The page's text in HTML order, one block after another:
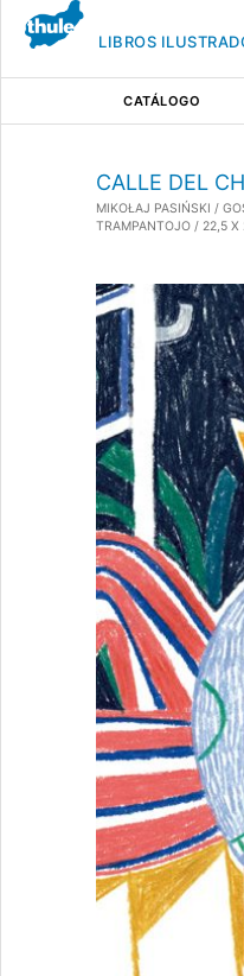
LIBROS
CATÁLOGO
CALLE DEL
MIKOŁAJ PASIŃSKI /
TRAMPANTOJO / 22,5